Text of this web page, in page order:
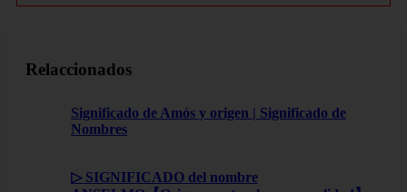
Relaccionados
Significado de Amós y origen | Significado de
Nombres
▷ SIGNIFICADO del nombre